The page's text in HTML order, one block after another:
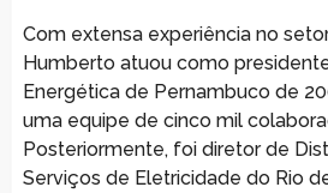
Com extensa experiência no
Humberto atuou como
Energética de Pernambuco de
uma equipe de cinco mil
Posteriormente, foi diretor de
Serviços de Eletricidade do Rio